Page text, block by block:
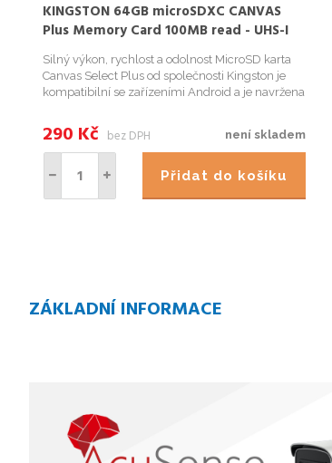
KINGSTON 64GB microSDXC CANVAS
Plus Memory Card 100MB read - UHS-I
class 10 Gen 3
Silný výkon, rychlost a odolnost MicroSD karta
Canvas Select Plus od společnosti Kingston je
kompatibilní se zařízeními Android a je navržena
rychlost a kapacitu pro rychlejší načítání aplikací
a pořizování s...
není skladem
290 Kč bez DPH
Přidat do košíku
ZÁKLADNÍ INFORMACE